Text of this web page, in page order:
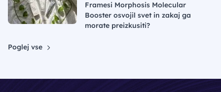
Framesi Morphosis Molecular
Booster osvojil svet in zakaj ga
morate preizkusiti?
Poglej vse